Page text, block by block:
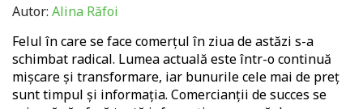
Autor: Alina Răfoi
Felul în care se face comerțul în ziua de astăzi s-a
schimbat radical. Lumea actuală este într-o continuă
mișcare și transformare, iar bunurile cele mai de preț
sunt timpul și informația. Comercianții de succes se